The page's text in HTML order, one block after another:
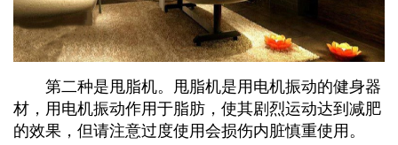
第二种是甩脂机。甩脂机是用电机振动的健身器
材，用电机振动作用于脂肪，使其剧烈运动达到减肥
的效果，但请注意过度使用会损伤内脏慎重使用。